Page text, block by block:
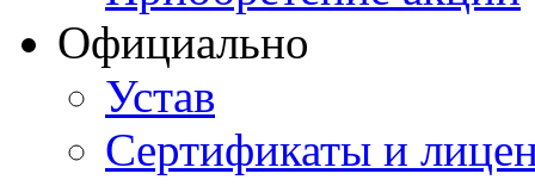
Официально
Устав
Сертификаты и